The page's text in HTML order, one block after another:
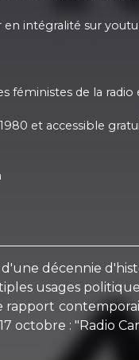
intégralité sur
féministes de la
et accessible
décennie
usages
octobre : "Radio